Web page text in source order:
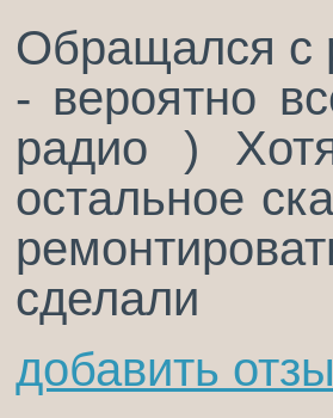
Обращался с
- вероятно
радио )
остальное
сделали
добавить